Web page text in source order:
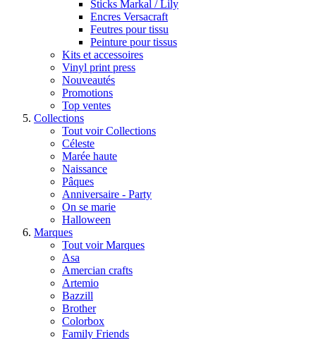
Sticks Markal / Lily
Encres Versacraft
Feutres pour tissu
Peinture pour tissus
Kits et accessoires
Vinyl print press
Nouveautés
Promotions
Top ventes
Collections
Tout voir Collections
Céleste
Marée haute
Naissance
Pâques
Anniversaire - Party
On se marie
Halloween
Marques
Tout voir Marques
Asa
Amercian crafts
Artemio
Bazzill
Brother
Colorbox
Family Friends